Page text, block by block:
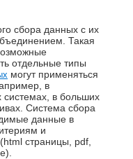
сбора данных с их
Такая
отдельные типы
могут применяться
в
системах, в больших
Система сбора
данные в
и
страницы, pdf,